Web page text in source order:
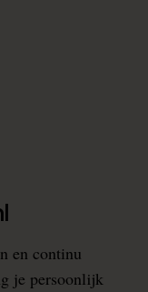
en continu
je persoonlijk